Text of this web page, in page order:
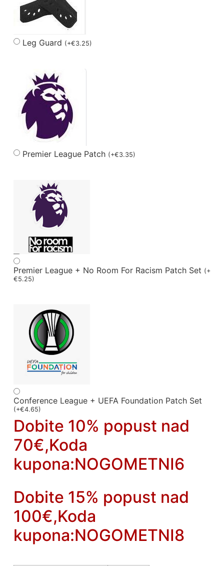
Leg Guard (+€3.25)
Premier League Patch (+€3.35)
Premier League + No Room For Racism Patch Set (+
€5.25)
Conference League + UEFA Foundation Patch Set
(+€4.65)
Dobite 10% popust nad
70€,Koda
kupona:NOGOMETNI6
Dobite 15% popust nad
100€,Koda
kupona:NOGOMETNI8